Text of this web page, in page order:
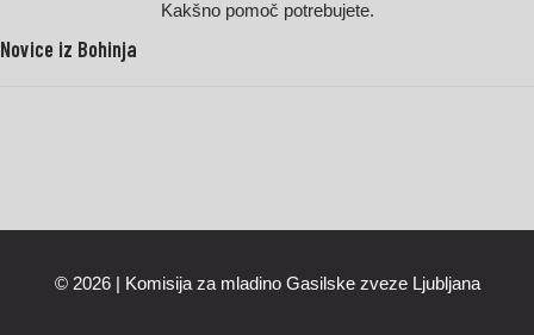
Kakšno pomoč potrebujete.
Novice iz Bohinja
© 2026 | Komisija za mladino Gasilske zveze Ljubljana